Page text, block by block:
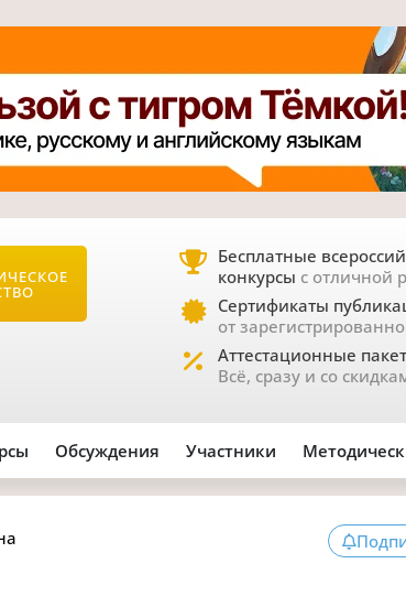
Бесплатные
конкурсы с отличной
Сертификаты
от
Аттестационные
Всё, сразу и со
Обсуждения Участники